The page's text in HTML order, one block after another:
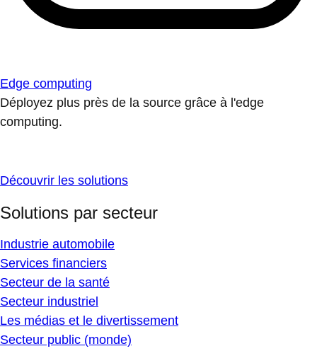
Edge computing
Déployez plus près de la source grâce à l'edge
computing.
Découvrir les solutions
Solutions par secteur
Industrie automobile
Services financiers
Secteur de la santé
Secteur industriel
Les médias et le divertissement
Secteur public (monde)